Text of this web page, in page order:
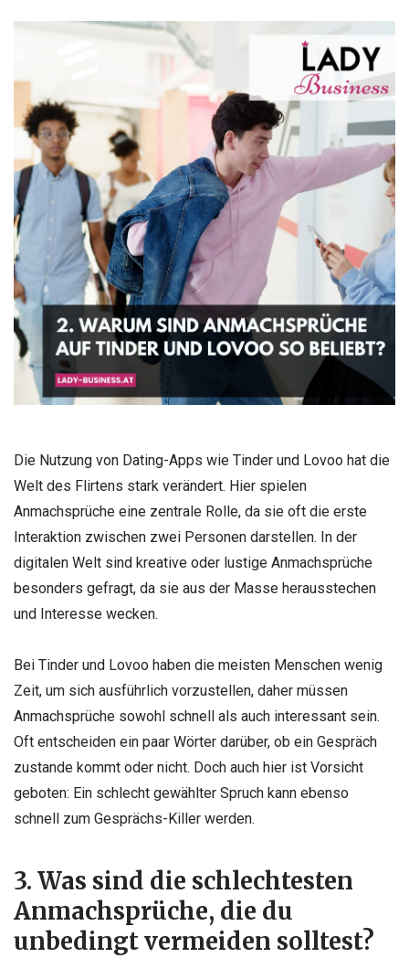
Die Nutzung von Dating-Apps wie Tinder und Lovoo hat die
Welt des Flirtens stark verändert. Hier spielen
Anmachsprüche eine zentrale Rolle, da sie oft die erste
Interaktion zwischen zwei Personen darstellen. In der
digitalen Welt sind kreative oder lustige Anmachsprüche
besonders gefragt, da sie aus der Masse herausstechen
und Interesse wecken.
Bei Tinder und Lovoo haben die meisten Menschen wenig
Zeit, um sich ausführlich vorzustellen, daher müssen
Anmachsprüche sowohl schnell als auch interessant sein.
Oft entscheiden ein paar Wörter darüber, ob ein Gespräch
zustande kommt oder nicht. Doch auch hier ist Vorsicht
geboten: Ein schlecht gewählter Spruch kann ebenso
schnell zum Gesprächs-Killer werden.
3. Was sind die schlechtesten
Anmachsprüche, die du
unbedingt vermeiden solltest?